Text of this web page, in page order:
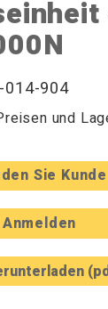
904
und
Sie Kunde
Anmelden